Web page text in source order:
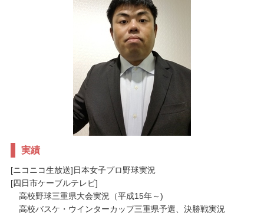
実績
[ニコニコ生放送]日本女子プロ野球実況
[四日市ケーブルテレビ]
高校野球三重県大会実況（平成15年～)
高校バスケ・ウインターカップ三重県予選、決勝戦実況